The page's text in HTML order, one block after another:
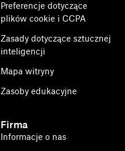
Preferencje dotyczące
plików cookie i CCPA
Zasady dotyczące sztucznej
inteligencji
Mapa witryny
Zasoby edukacyjne
Firma
Informacje o nas